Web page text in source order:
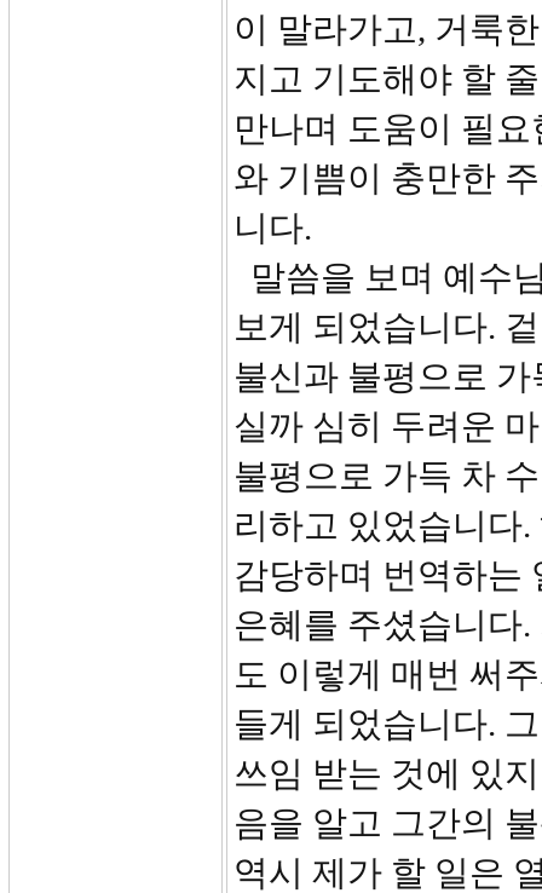
이 말라가고, 거룩
지고 기도해야 할
만나며 도움이 필
와 기쁨이 충만한
니다.
말씀을 보며 예수
보게 되었습니다.
불신과 불평으로
실까 심히 두려운
불평으로 가득 차
리하고 있었습니다
감당하며 번역하는
은혜를 주셨습니다
도 이렇게 매번 써
들게 되었습니다.
쓰임 받는 것에 있
음을 알고 그간의
역시 제가 할 일은